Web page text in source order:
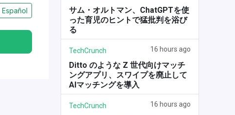
Español
サム・オルトマン、ChatGPTを使
った育児のヒントで猛批判を浴び
る
TechCrunch 16 hours ago
Ditto のような Z 世代向けマッチ
ングアプリ、スワイプを廃止して
AIマッチングを導入
TechCrunch 16 hours ago